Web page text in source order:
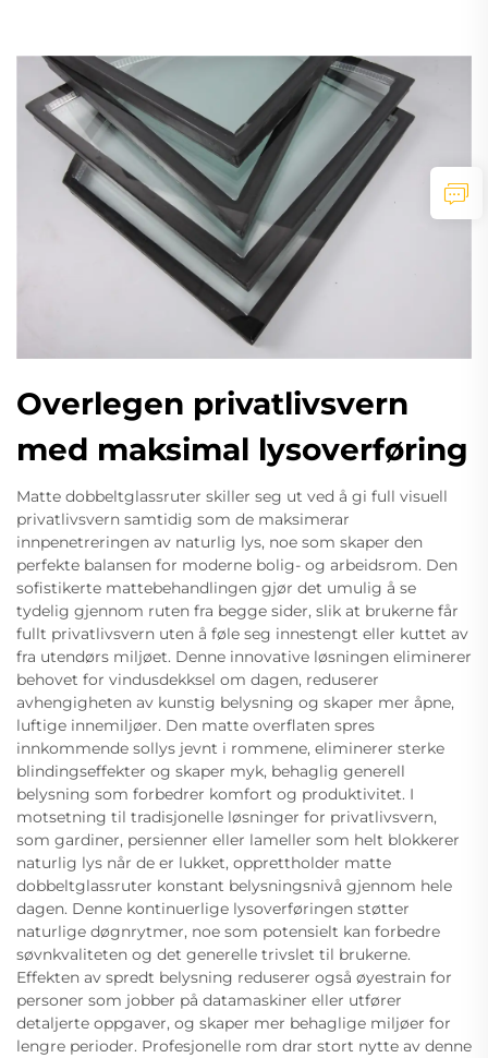
Overlegen privatlivsvern
med maksimal lysoverføring
Matte dobbeltglassruter skiller seg ut ved å gi full visuell
privatlivsvern samtidig som de maksimerar
innpenetreringen av naturlig lys, noe som skaper den
perfekte balansen for moderne bolig- og arbeidsrom. Den
sofistikerte mattebehandlingen gjør det umulig å se
tydelig gjennom ruten fra begge sider, slik at brukerne får
fullt privatlivsvern uten å føle seg innestengt eller kuttet av
fra utendørs miljøet. Denne innovative løsningen eliminerer
behovet for vindusdekksel om dagen, reduserer
avhengigheten av kunstig belysning og skaper mer åpne,
luftige innemiljøer. Den matte overflaten spres
innkommende sollys jevnt i rommene, eliminerer sterke
blindingseffekter og skaper myk, behaglig generell
belysning som forbedrer komfort og produktivitet. I
motsetning til tradisjonelle løsninger for privatlivsvern,
som gardiner, persienner eller lameller som helt blokkerer
naturlig lys når de er lukket, opprettholder matte
dobbeltglassruter konstant belysningsnivå gjennom hele
dagen. Denne kontinuerlige lysoverføringen støtter
naturlige døgnrytmer, noe som potensielt kan forbedre
søvnkvaliteten og det generelle trivslet til brukerne.
Effekten av spredt belysning reduserer også øyestrain for
personer som jobber på datamaskiner eller utfører
detaljerte oppgaver, og skaper mer behaglige miljøer for
lengre perioder. Profesjonelle rom drar stort nytte av denne